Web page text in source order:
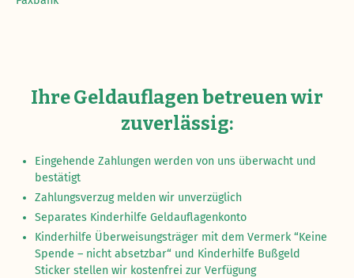
Ihre Geldauflagen betreuen wir
zuverlässig:
Eingehende Zahlungen werden von uns überwacht und
bestätigt
Zahlungsverzug melden wir unverzüglich
Separates Kinderhilfe Geldauflagenkonto
Kinderhilfe Überweisungsträger mit dem Vermerk “Keine
Spende – nicht absetzbar“ und Kinderhilfe Bußgeld
Sticker stellen wir kostenfrei zur Verfügung